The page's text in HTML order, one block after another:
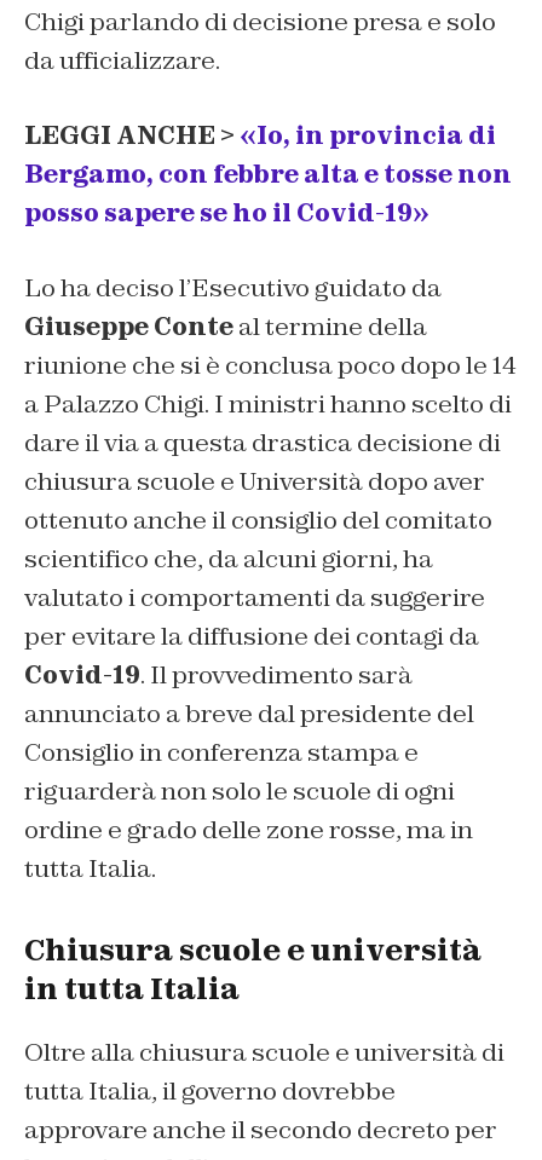
Chigi parlando di decisione presa e solo
da ufficializzare.
LEGGI ANCHE > «Io, in provincia di
Bergamo, con febbre alta e tosse non
posso sapere se ho il Covid-19»
Lo ha deciso l’Esecutivo guidato da
Giuseppe Conteal termine della
riunione che si è conclusa poco dopo le 14
a Palazzo Chigi. I ministri hanno scelto di
dare il via a questa drastica decisione di
chiusura scuole e Università dopo aver
ottenuto anche il consiglio del comitato
scientifico che, da alcuni giorni, ha
valutato i comportamenti da suggerire
per evitare la diffusione dei contagi da
Covid-19. Il provvedimento sarà
annunciato a breve dal presidente del
Consiglio in conferenza stampa e
riguarderà non solo le scuole di ogni
ordine e grado delle zone rosse, ma in
tutta Italia.
Chiusura scuole e università
in tutta Italia
Oltre alla chiusura scuole e università di
tutta Italia, il governo dovrebbe
approvare anche il secondo decreto per